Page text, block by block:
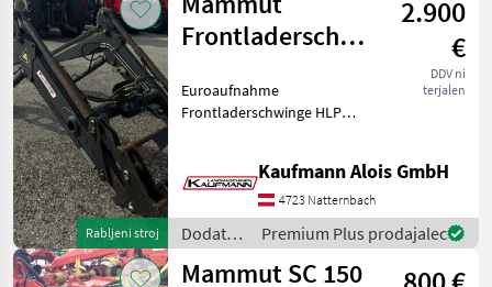
za
traktorje
/
Rabljeni stroj
Frontladerschwinge
2.900
€
DDV ni
terjalen
Euroaufnahme
Frontladerschwinge HLP
Die Fa. Kaufmann zeigt
Ihnen die Maschine bzw.
Gerät gerne am Betrieb und
b
Kaufmann Alois GmbH
4723 Natternbach
Dodatna
oprema
za
Premium Plus prodajalec
Mammut SC 150